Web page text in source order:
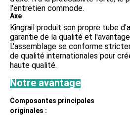
l'entretien commode.
Axe
Kingrail produit son propre tube
garantie de la qualité et
L'assemblage se conforme
de qualité internationales pour
haute qualité.
Notre avantage
Composantes principales
originales :